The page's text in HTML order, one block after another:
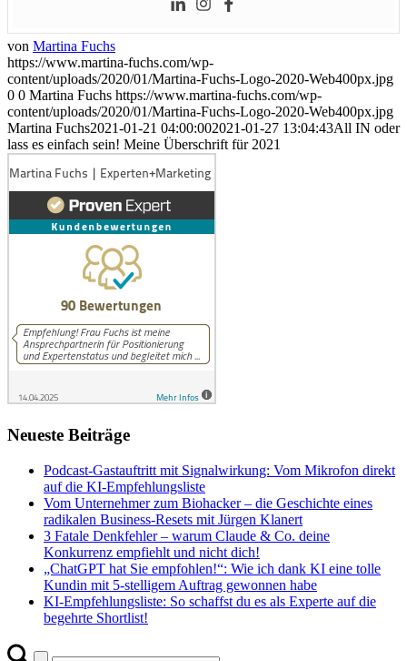
von Martina Fuchs
https://www.martina-fuchs.com/wp-
content/uploads/2020/01/Martina-Fuchs-Logo-2020-Web400px.jpg
0 0 Martina Fuchs https://www.martina-fuchs.com/wp-
content/uploads/2020/01/Martina-Fuchs-Logo-2020-Web400px.jpg
Martina Fuchs2021-01-21 04:00:002021-01-27 13:04:43All IN oder
lass es einfach sein! Meine Überschrift für 2021
Neueste Beiträge
Podcast-Gastauftritt mit Signalwirkung: Vom Mikrofon direkt
auf die KI-Empfehlungsliste
Vom Unternehmer zum Biohacker – die Geschichte eines
radikalen Business-Resets mit Jürgen Klanert
3 Fatale Denkfehler – warum Claude & Co. deine
Konkurrenz empfiehlt und nicht dich!
„ChatGPT hat Sie empfohlen!“: Wie ich dank KI eine tolle
Kundin mit 5-stelligem Auftrag gewonnen habe
KI-Empfehlungsliste: So schaffst du es als Experte auf die
begehrte Shortlist!